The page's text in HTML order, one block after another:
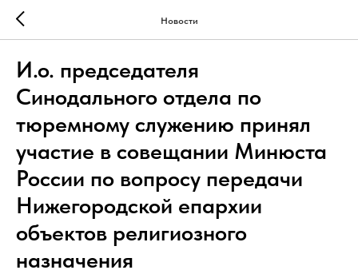
Новости
И.о. председателя
Синодального отдела по
тюремному служению принял
участие в совещании Минюста
России по вопросу передачи
Нижегородской епархии
объектов религиозного
назначения